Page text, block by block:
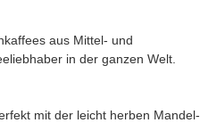
aus Mittel- und
in der ganzen Welt.
mit der leicht herben Mandel-